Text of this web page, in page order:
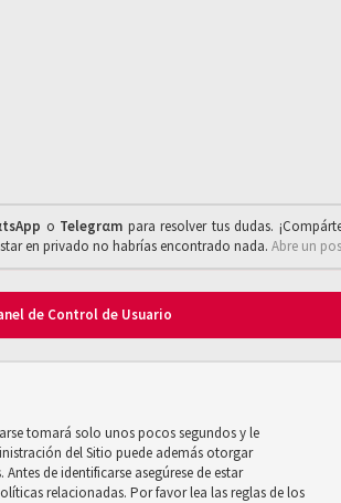
o Telegrαm para resolver tus dudas.
en privado no habrías encontrado nada. Abre un
de Control de Usuario
tomará solo unos pocos segundos y le
del Sitio puede además otorgar
de identificarse asegúrese de estar
relacionadas. Por favor lea las reglas de los